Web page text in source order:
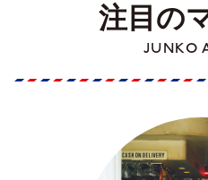
注目の
JUNKO